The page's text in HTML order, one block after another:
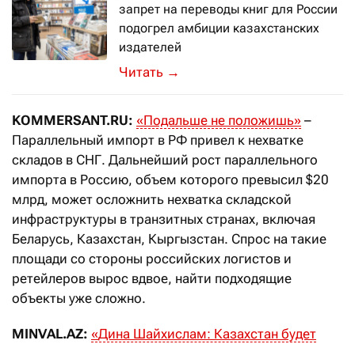
запрет на переводы книг для России
подогрел амбиции казахстанских
издателей
Зарубежная переводная
→
KOMMERSANT.RU: «Подальше не положишь» –
Параллельный импорт в РФ привел к нехватке
складов в СНГ. Дальнейший рост параллельного
импорта в Россию, объем которого превысил $20
млрд, может осложнить нехватка складской
инфраструктуры в транзитных странах, включая
Беларусь, Казахстан, Кыргызстан. Спрос на такие
площади со стороны российских логистов и
ретейлеров вырос вдвое, найти подходящие
объекты уже сложно.
MINVAL.AZ: «Дина Шайхислам: Казахстан будет